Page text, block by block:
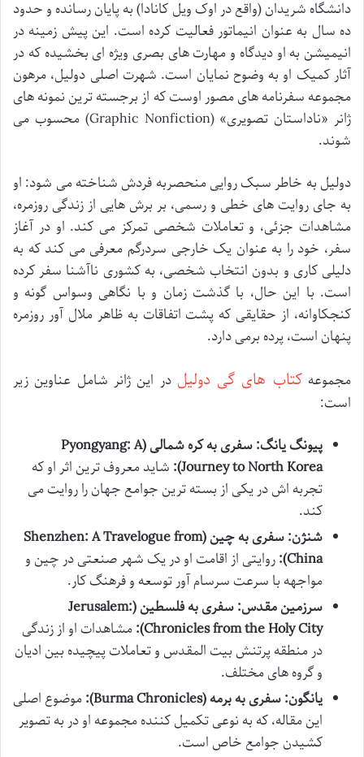
دانشگاه شریدان (واقع در اوک ویل کانادا) به پایان رسانده و حدود
ده سال به عنوان انیماتور فعالیت کرده است. این پیش زمینه در
انیمیشن به او دیدگاه و مهارت های بصری ویژه ای بخشیده که در
آثار کمیک او به وضوح نمایان است. شهرت اصلی دولیل، مرهون
مجموعه سفرنامه های مصور اوست که از برجسته ترین نمونه های
ژانر «ناداستان تصویری» (Graphic Nonfiction) محسوب می
شوند.
دولیل به خاطر سبک روایی منحصربه فردش شناخته می شود: او
به جای روایت های خطی و رسمی، بر برش هایی از زندگی روزمره،
مشاهدات جزئی، و تعاملات شخصی تمرکز می کند. او در آغاز
سفر، خود را به عنوان یک خارجی سردرگم معرفی می کند که به
دلیلی کاری و بدون انتخاب شخصی، به کشوری ناآشنا سفر کرده
است. با این حال، با گذشت زمان و با نگاهی وسواس گونه و
کنجکاوانه، از حقایقی که پشت اتفاقات به ظاهر ملال آور روزمره
پنهان است، پرده برمی دارد.
مجموعهکتاب های گی دولیل در این ژانر شامل عناوین زیر
است:
پیونگ یانگ: سفری به کره شمالی (Pyongyang: A
Journey to North Korea): شاید معروف ترین اثر او که
تجربه اش در یکی از بسته ترین جوامع جهان را روایت می
کند.
شنژن: سفری به چین (Shenzhen: A Travelogue from
China): روایتی از اقامت او در یک شهر صنعتی در چین و
مواجهه با سرعت سرسام آور توسعه و فرهنگ کار.
سرزمین مقدس: سفری به فلسطین (Jerusalem:
Chronicles from the Holy City): مشاهدات او از زندگی
در منطقه پرتنش بیت المقدس و تعاملات پیچیده بین ادیان
و گروه های مختلف.
یانگون: سفری به برمه (Burma Chronicles):
موضوع اصلی
این مقاله، که به نوعی تکمیل کننده مجموعه او در به تصویر
کشیدن جوامع خاص است.